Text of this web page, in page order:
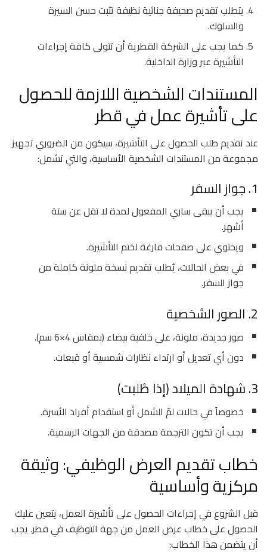
يتطلب تقديم صحيفة جنائية نظيفة تثبت حسن السيرة
والسلوك.
كما يجب على الشركة القطرية أن تتولى كافة إجراءات
التأشيرة عبر وزارة الداخلية.
المستندات الشخصية اللازمة للحصول
على تأشيرة عمل في قطر
عند تقديم طلب الحصول على التأشيرة، سيكون من الضروري تجهيز
مجموعة من المستندات الشخصية الأساسية، والتي تشمل:
1. جواز السفر
يجب أن يبقى ساري المفعول لمدة لا تقل عن ستة
أشهر.
ويحتوي على صفحات فارغة لختم التأشيرة.
في بعض الحالات، يُطلب تقديم نسخة ملونة كاملة من
جواز السفر.
2. الصور الشخصية
صور جديدة، ملونة، على خلفية بيضاء (بمقاس 4×6 سم).
دون أي تعديل أو ارتداء نظارات شمسية أو قبعات.
3. شهادة الميلاد (إذا طُلبت)
خصوصاً في حالات لمّ الشمل أو استقدام أفراد الأسرة.
يجب أن تكون الترجمة مصدقة من الجهات الرسمية.
خطاب تقديم العرض الوظيفي: وثيقة
مركزية وأساسية
قبل الشروع في إجراءات الحصول على تأشيرة العمل، يتعين عليك
الحصول على خطاب عرض العمل من جهة التوظيف في قطر. يجب
أن يتضمن هذا الخطاب: